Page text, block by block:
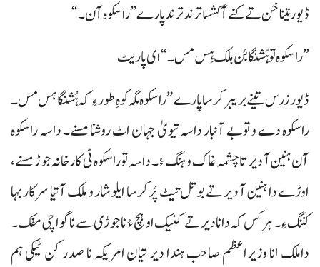
ڈیور تینا خن تے کنے آ کشسا ترند ترند پارے ”راسکوہ آن۔“
”راسکوہ تو ہُشنگا بُن ہلک ہِس مس۔“ ای پاریٹ
ڈیور زرس تینے بریبر کرسا پارے ”راسکوہ مگہ کوہِ طور ءِ کہ ہُشنگا ہس مس۔
راسکوہ دے و توبے آنبار داسہ تیویٰ جہان اٹ روشنا مسنے۔ داسہ راسکوہ
آن ہنین آ دیر تا چشمہ غاک وہنگ ءُ۔ داسہ تو راسکوہ ٹی کارخانہ جوڑ مسنے،
اوڑے دا ہنین آ دیر تے بوتل تیٹ پُر کرسا ایلو شار و ملک آتیا سرکار بہا
کننگ ءِ۔ ہرکس کہ دانا دیرتے کنیک او ہچ ءُ ناجوڑی سے نا گواچی مفک۔
داملک انا وزیراعظم صاحب ہندا دیر تیان امریکہ نا صدر کن ٹیکی ہم